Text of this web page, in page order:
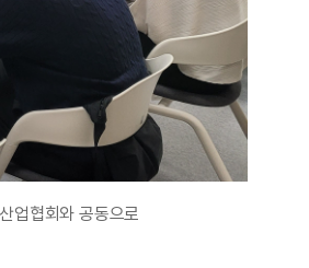
업협회와 공동으로